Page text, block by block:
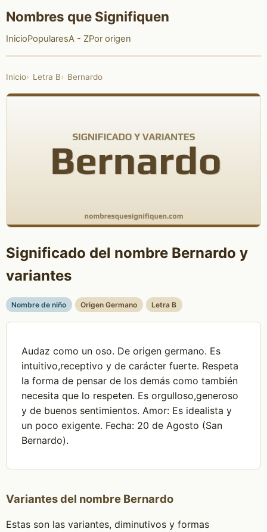
Nombres que Signifiquen
InicioPopularesA - ZPor origen
Inicio Letra B Bernardo
Significado del nombre Bernardo y
variantes
Nombre de niño Origen Germano Letra B
Audaz como un oso. De origen germano. Es
intuitivo,receptivo y de carácter fuerte. Respeta
la forma de pensar de los demás como también
necesita que lo respeten. Es orgulloso,generoso
y de buenos sentimientos. Amor: Es idealista y
un poco exigente. Fecha: 20 de Agosto (San
Bernardo).
Variantes del nombre Bernardo
Estas son las variantes, diminutivos y formas